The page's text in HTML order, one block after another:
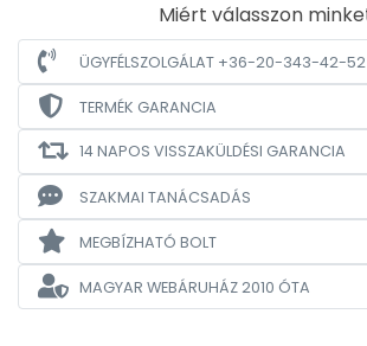
Miért válasszon
ÜGYFÉLSZOLGÁLAT +36-20-343-42-52
TERMÉK GARANCIA
14 NAPOS VISSZAKÜLDÉSI GARANCIA
SZAKMAI TANÁCSADÁS
MEGBÍZHATÓ BOLT
MAGYAR WEBÁRUHÁZ2010 ÓTA